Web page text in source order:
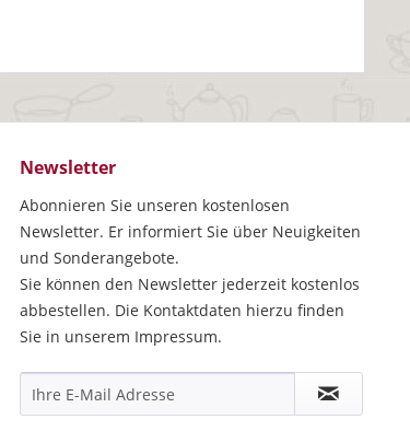
Newsletter
Abonnieren Sie unseren kostenlosen
Newsletter. Er informiert Sie über Neuigkeiten
und Sonderangebote.
Sie können den Newsletter jederzeit kostenlos
abbestellen. Die Kontaktdaten hierzu finden
Sie in unserem Impressum.